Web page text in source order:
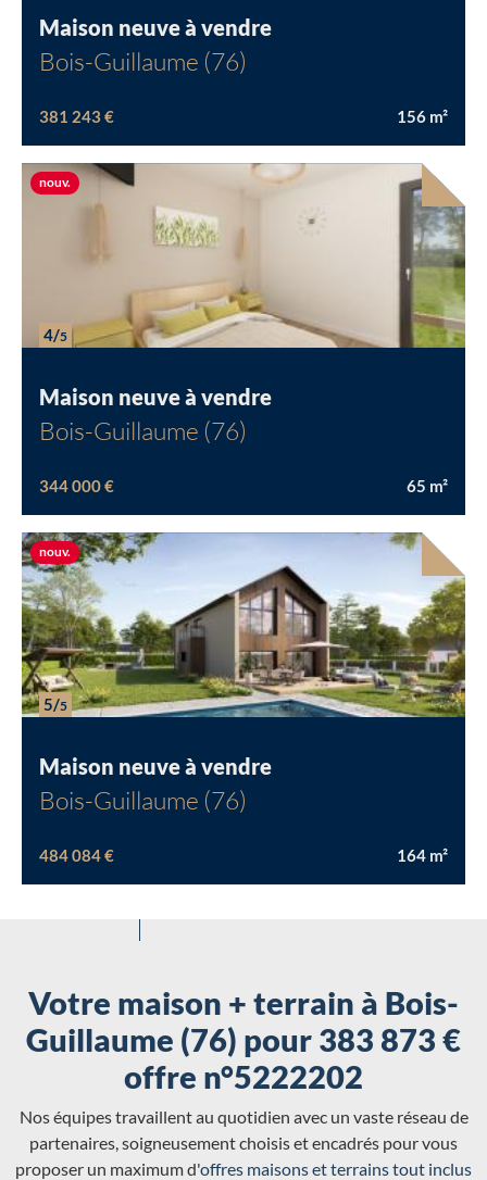
Maison neuve à vendre
Bois-Guillaume (76)
381 243 € 156 m²
4/5
Maison neuve à vendre
Bois-Guillaume (76)
344 000 € 65 m²
nouv.Nouvelle offre
5/5
Maison neuve à vendre
Bois-Guillaume (76)
484 084 € 164 m²
nouv.Nouvelle offre
Votre maison + terrain à Bois-
Guillaume (76) pour 383 873 €
offre n°5222202
Nos équipes travaillent au quotidien avec un vaste réseau de
partenaires, soigneusement choisis et encadrés pour vous
proposer un maximum d'offres maisons et terrains tout inclus